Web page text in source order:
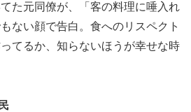
た元同僚が、「客の料理に唾入れ
ない顔で告白。食へのリスペクト
てるか、知らないほうが幸せな時